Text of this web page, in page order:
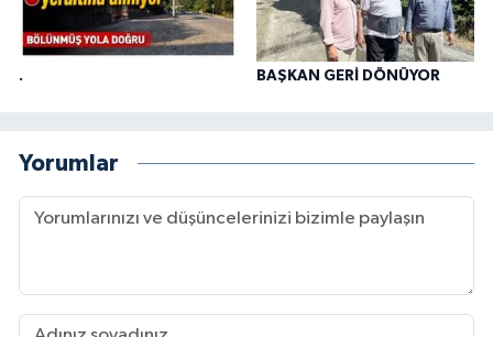
. BAŞKAN GERİ DÖNÜYOR
Yorumlar